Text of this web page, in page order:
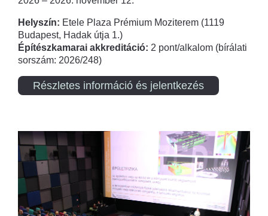
Helyszín: Etele Plaza Prémium Moziterem (1119
Budapest, Hadak útja 1.)
Építészkamarai akkreditáció: 2 pont/alkalom (bírálati
sorszám: 2026/248)
Részletes információ és jelentkezés